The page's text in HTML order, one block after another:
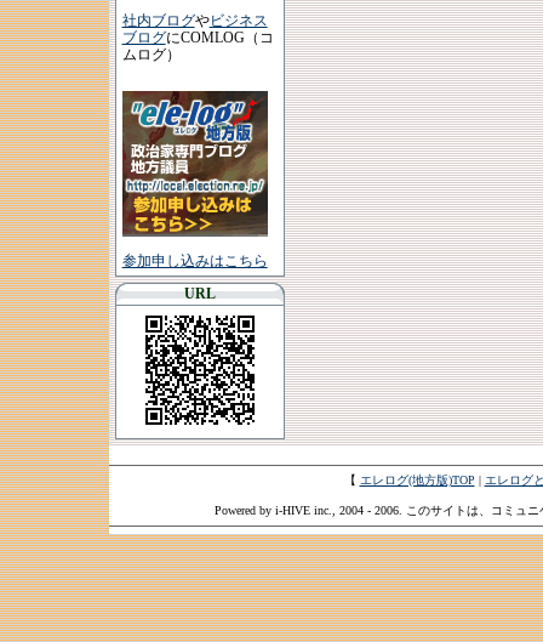
社内ブログやビジネス
ブログにCOMLOG（コ
ムログ）
参加申し込みはこちら
URL
【 エレログ(地方版)TOP | エレログ
Powered by i-HIVE inc., 2004 - 2006. このサイトは、コミュ